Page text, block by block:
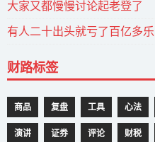
大家又都慢慢讨论起老登了
有人二十出头就亏了百亿多乐
财路标签
商品 复盘 工具 心法
演讲 证券 评论 财税